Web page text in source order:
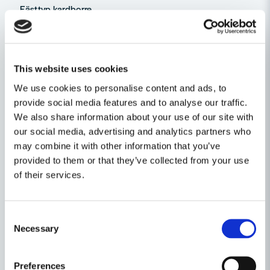
This website uses cookies
We use cookies to personalise content and ads, to
provide social media features and to analyse our traffic.
We also share information about your use of our site with
our social media, advertising and analytics partners who
may combine it with other information that you’ve
provided to them or that they’ve collected from your use
of their services.
Selection
Necessary
Preferences
Fästtyp kardborre
Hål för dammutsug
Passar 150 mm slipplattor
Egenskaper
Produkttyp Adapter
Ställ en produktfråga
question
Fråga oss något om denna produkten...
name
Namn
email
Mejladress
Relaterade kategorier
Slipplattor
Kapa, slipa & polera